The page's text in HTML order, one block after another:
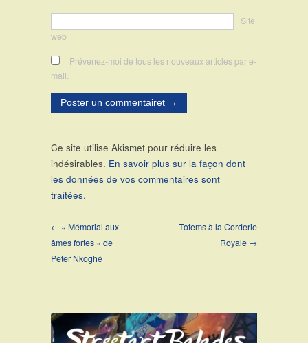
Site
web
Prévenez-moi de tous les nouveaux articles par e-
mail.
Ce site utilise Akismet pour réduire les
indésirables. En savoir plus sur la façon dont
les données de vos commentaires sont
traitées.
← « Mémorial aux
âmes fortes » de
Peter Nkoghé
Totems à la Corderie
Royale →